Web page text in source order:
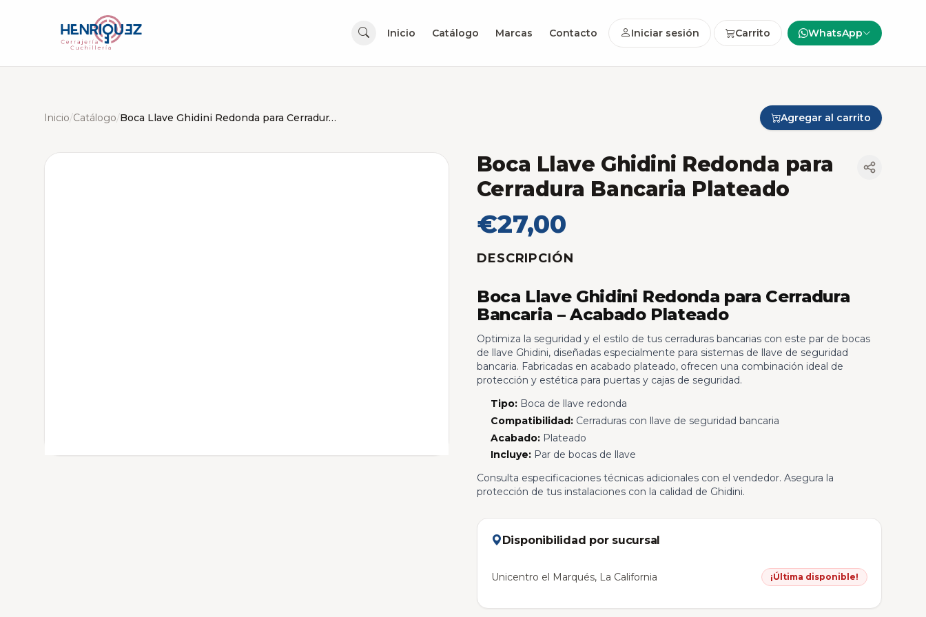
Inicio Catálogo Marcas Contacto Iniciar sesión Carrito WhatsApp
Inicio/Catálogo/ Boca Llave Ghidini Redonda para Cerradura Bancaria Plateado Agregar al carrito
Boca Llave Ghidini Redonda para
Cerradura Bancaria Plateado
€27,00
DESCRIPCIÓN
Boca Llave Ghidini Redonda para Cerradura
Bancaria – Acabado Plateado
Optimiza la seguridad y el estilo de tus cerraduras bancarias con este par de bocas
de llave Ghidini, diseñadas especialmente para sistemas de llave de seguridad
bancaria. Fabricadas en acabado plateado, ofrecen una combinación ideal de
protección y estética para puertas y cajas de seguridad.
Tipo:Boca de llave redonda
Compatibilidad:Cerraduras con llave de seguridad bancaria
Acabado:Plateado
Incluye:Par de bocas de llave
Consulta especificaciones técnicas adicionales con el vendedor. Asegura la
protección de tus instalaciones con la calidad de Ghidini.
Disponibilidad por sucursal
Unicentro el Marqués, La California ¡Última disponible!